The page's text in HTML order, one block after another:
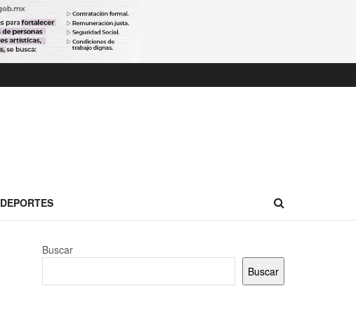
DEPORTES
Buscar
Buscar